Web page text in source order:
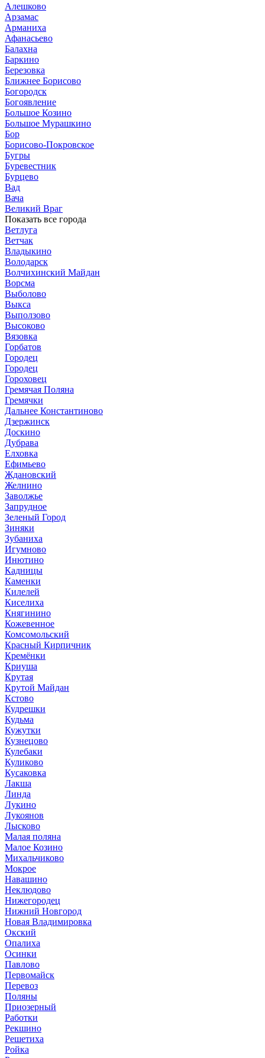
Алешково
Арзамас
Арманиха
Афанасьево
Балахна
Баркино
Березовка
Ближнее Борисово
Богородск
Богоявление
Большое Козино
Большое Мурашкино
Бор
Борисово-Покровское
Бугры
Буревестник
Бурцево
Вад
Вача
Великий Враг
Показать все города
Ветлуга
Ветчак
Владыкино
Володарск
Волчихинский Майдан
Ворсма
Выболово
Выкса
Выползово
Высоково
Вязовка
Горбатов
Городец
Городец
Гороховец
Гремячая Поляна
Гремячки
Дальнее Константиново
Дзержинск
Доскино
Дубрава
Елховка
Ефимьево
Ждановский
Желнино
Заволжье
Запрудное
Зеленый Город
Зиняки
Зубаниха
Игумново
Инютино
Кадницы
Каменки
Килелей
Киселиха
Княгинино
Кожевенное
Комсомольский
Красный Кирпичник
Кремёнки
Криуша
Крутая
Крутой Майдан
Кстово
Кудрешки
Кудьма
Кужутки
Кузнецово
Кулебаки
Куликово
Кусаковка
Лакша
Линда
Лукино
Лукоянов
Лысково
Малая поляна
Малое Козино
Михальчиково
Мокрое
Навашино
Неклюдово
Нижегородец
Нижний Новгород
Новая Владимировка
Окский
Опалиха
Осинки
Павлово
Первомайск
Перевоз
Поляны
Приозерный
Работки
Рекшино
Решетиха
Ройка